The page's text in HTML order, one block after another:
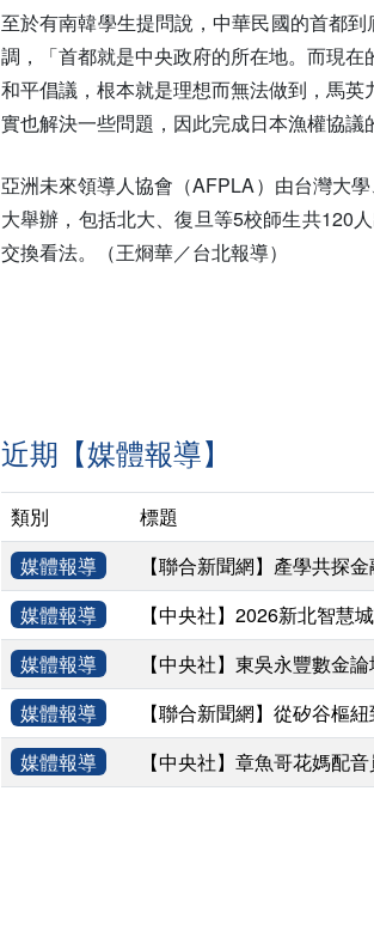
至於有南韓學生提問說，中華民國的首都
調，「首都就是中央政府的所在地。而現
和平倡議，根本就是理想而無法做到，馬
實也解決一些問題，因此完成日本漁權協議
亞洲未來領導人協會（AFPLA）由台灣大
大舉辦，包括北大、復旦等5校師生共120
交換看法。（王烱華／台北報導）
近期【媒體報導】
類別 標題
媒體報導
【聯合新聞網】產學共探
媒體報導
【中央社】2026新北智慧
媒體報導
【中央社】東吳永豐數金
媒體報導
【聯合新聞網】從矽谷樞
媒體報導
【中央社】章魚哥花媽配